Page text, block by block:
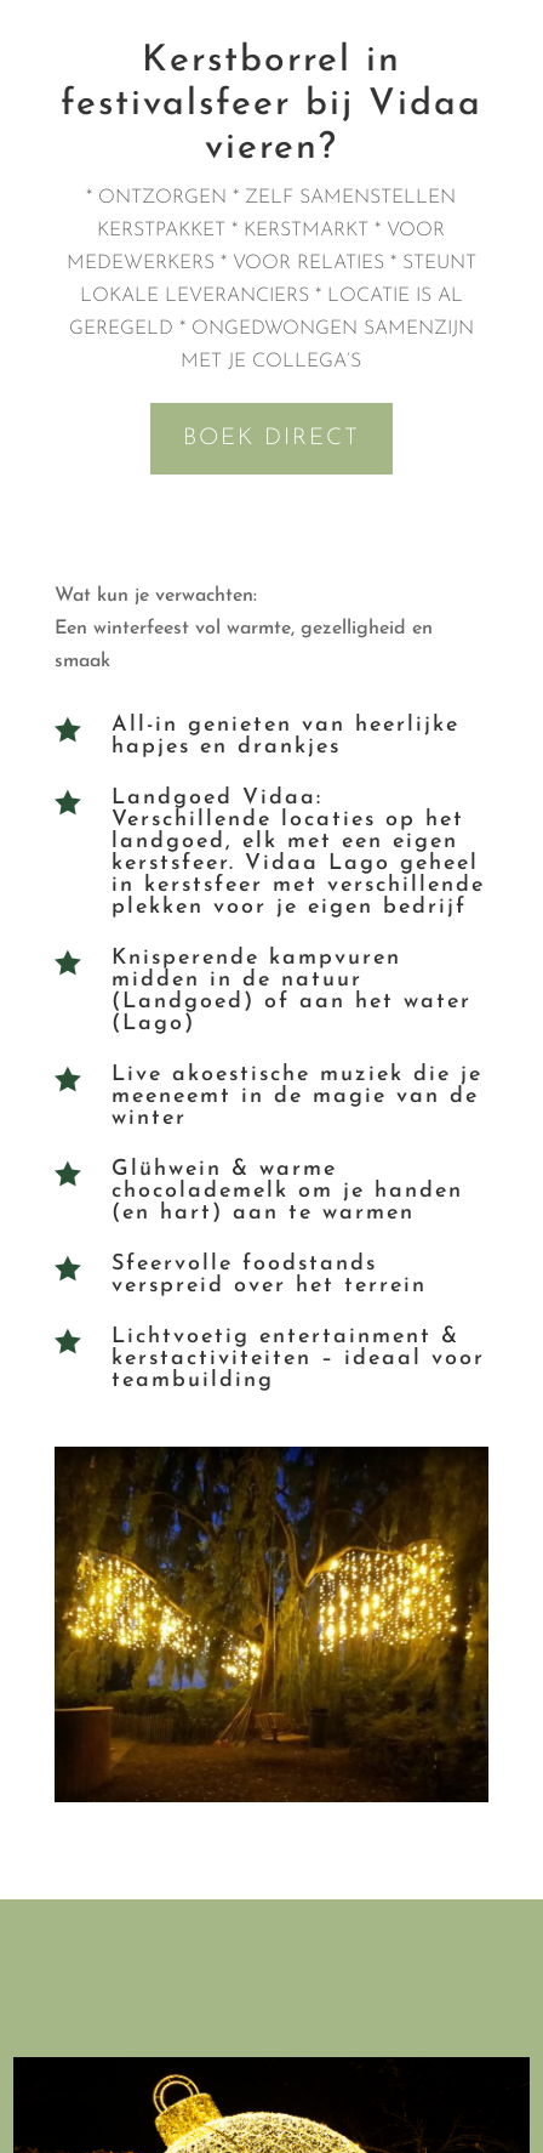
Kerstborrel in
festivalsfeer bij Vidaa
vieren?
* ONTZORGEN * ZELF SAMENSTELLEN
KERSTPAKKET * KERSTMARKT * VOOR
MEDEWERKERS * VOOR RELATIES * STEUNT
LOKALE LEVERANCIERS * LOCATIE IS AL
GEREGELD * ONGEDWONGEN SAMENZIJN
MET JE COLLEGA’S
BOEK DIRECT
Wat kun je verwachten:
Een winterfeest vol warmte, gezelligheid en
smaak

All-in genieten van heerlijke
hapjes en drankjes

Landgoed Vidaa:
Verschillende locaties op het
landgoed, elk met een eigen
kerstsfeer. Vidaa Lago geheel
in kerstsfeer met verschillende
plekken voor je eigen bedrijf

Knisperende kampvuren
midden in de natuur
(Landgoed) of aan het water
(Lago)

Live akoestische muziek die je
meeneemt in de magie van de
winter

Glühwein & warme
chocolademelk om je handen
(en hart) aan te warmen

Sfeervolle foodstands
verspreid over het terrein

Lichtvoetig entertainment &
kerstactiviteiten – ideaal voor
teambuilding